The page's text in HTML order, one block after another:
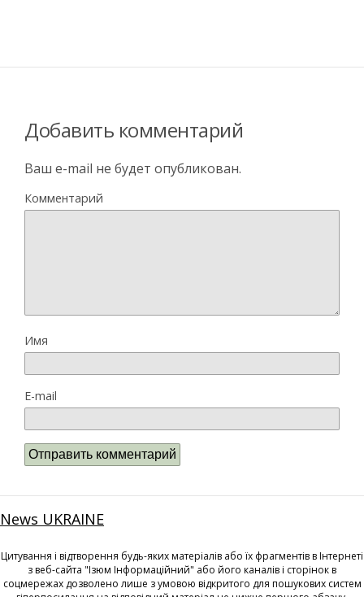
Добавить комментарий
Ваш e-mail не будет опубликован.
Комментарий
Имя
E-mail
News UKRAINE
Цитування і відтворення будь-яких матеріалів або їх фрагментів в Інтернеті
з веб-сайта "Ізюм Інформаційний" або його каналів і сторінок в
соцмережах дозволено лише з умовою відкритого для пошукових систем